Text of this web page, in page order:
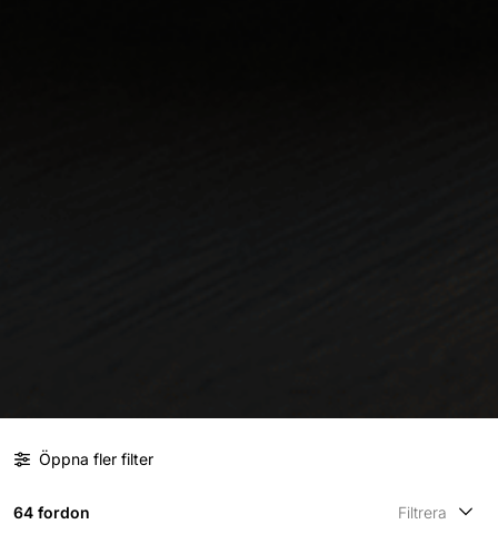
Öppna fler filter
64 fordon Filtrera